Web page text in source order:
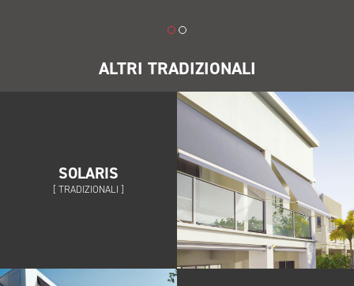
ALTRI TRADIZIONALI
SOLARIS
[ TRADIZIONALI ]